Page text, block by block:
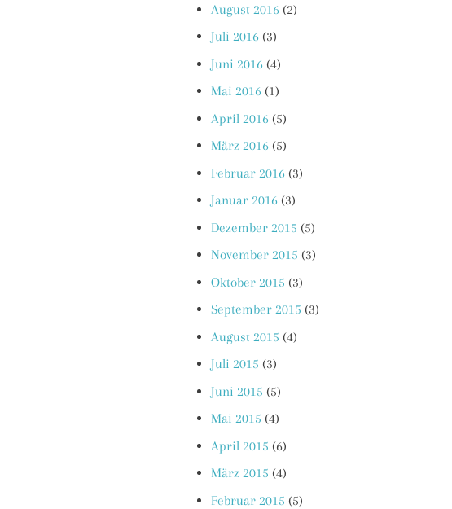
August 2016 (2)
Juli 2016 (3)
Juni 2016 (4)
Mai 2016 (1)
April 2016 (5)
März 2016 (5)
Februar 2016 (3)
Januar 2016 (3)
Dezember 2015 (5)
November 2015 (3)
Oktober 2015 (3)
September 2015 (3)
August 2015 (4)
Juli 2015 (3)
Juni 2015 (5)
Mai 2015 (4)
April 2015 (6)
März 2015 (4)
Februar 2015 (5)